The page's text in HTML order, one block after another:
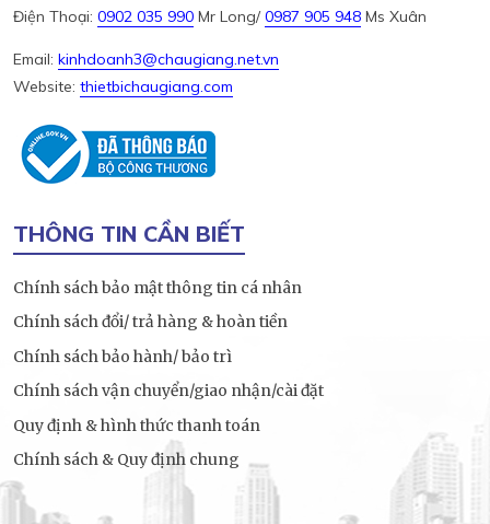
Điện Thoại: 0902 035 990 Mr Long/0987 905 948 Ms Xuân
Email: kinhdoanh3@chaugiang.net.vn
Website: thietbichaugiang.com
THÔNG TIN CẦN BIẾT
Chính sách bảo mật thông tin cá nhân
Chính sách đổi/ trả hàng & hoàn tiền
Chính sách bảo hành/ bảo trì
Chính sách vận chuyển/giao nhận/cài đặt
Quy định & hình thức thanh toán
Chính sách & Quy định chung